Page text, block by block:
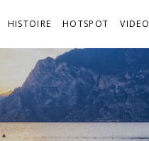
HISTOIRE HOTSPOT VIDEO